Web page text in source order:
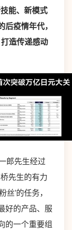
能、新模式
疫情年代，
造传递感动
郎先生经过
先生的有力
’的任务，
好的产品、服
的一个重要组